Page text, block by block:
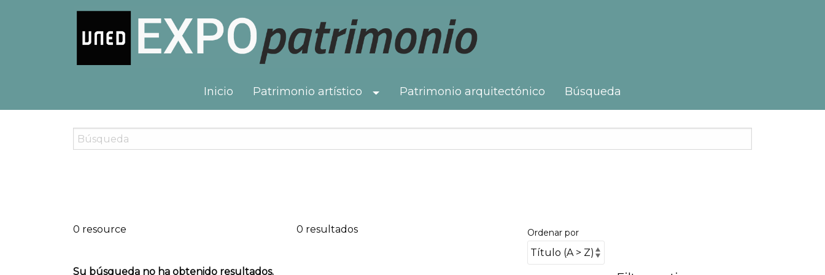
Inicio Patrimonio artístico Toggle Dropdown
Patrimonio arquitectónico Búsqueda
0 resource 0 resultados Ordenar por
Su búsqueda no ha obtenido resultados.